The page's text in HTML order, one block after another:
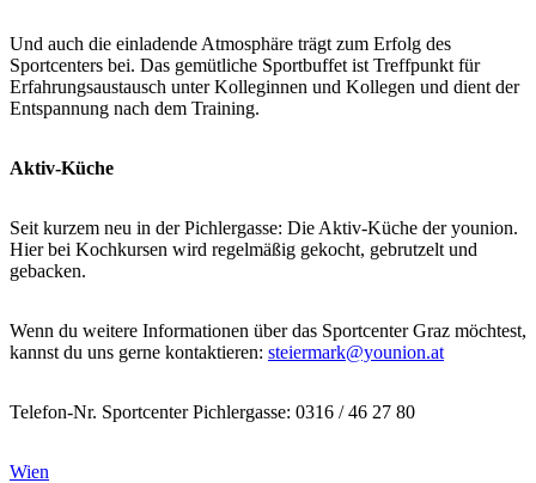
Und auch die einladende Atmosphäre trägt zum Erfolg des
Sportcenters bei. Das gemütliche Sportbuffet ist Treffpunkt für
Erfahrungsaustausch unter Kolleginnen und Kollegen und dient der
Entspannung nach dem Training.
Aktiv-Küche
Seit kurzem neu in der Pichlergasse: Die Aktiv-Küche der younion.
Hier bei Kochkursen wird regelmäßig gekocht, gebrutzelt und
gebacken.
Wenn du weitere Informationen über das Sportcenter Graz möchtest,
kannst du uns gerne kontaktieren: steiermark@younion.at
Telefon-Nr. Sportcenter Pichlergasse: 0316 / 46 27 80
Wien